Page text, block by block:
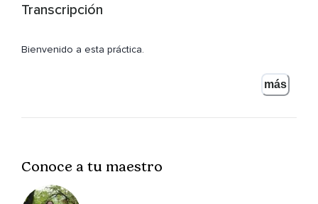
Transcripción
Bienvenido a esta práctica.
Te voy a acompañar por esta meditación para prepararnos
Adoptes tu postura cómoda para meditar.
Te recomiendo que quizás en esta ocasión lo hagas
más
Conoce a tu maestro